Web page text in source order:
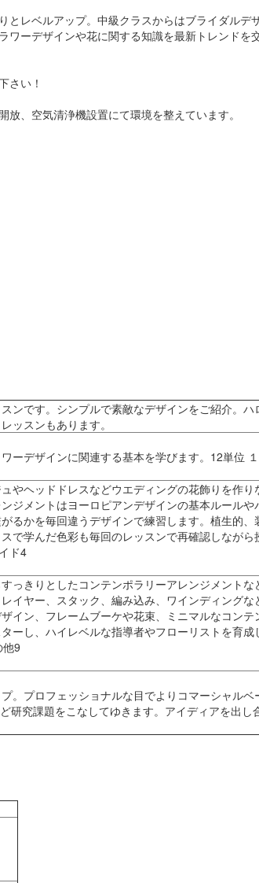
レベルアップ。中級クラスからはブライダルデ
ーデザインや花に関する知識を最新トレンドを
さい！
、空気清浄機設置にて環境を整えています。
ンです。シンプルで素敵なデザインをご紹介。ハ
ッスンもあります。
ーデザインに関連する基本を学びます。12単位
やヘッドドレスなどウエディングの花飾りを作り
ジメントはヨーロピアンデザインの基本ルールや
かを毎回違うデザインで練習します。植生的、
で学んだ色彩も毎回のレッスンで再確認しながら
ド4
っきりとしたコンテンポラリーアレンジメントな
イヤー、スタック、編み込み、ワインディングな
イン、フレームブーケや花束、ミニマルなコンテ
し、ハイレベルな指導者やフローリストを育成
9
。プロフェッショナルな目でよりコマーシャルベ
研究課題をこなしてゆきます。アイディアを出し